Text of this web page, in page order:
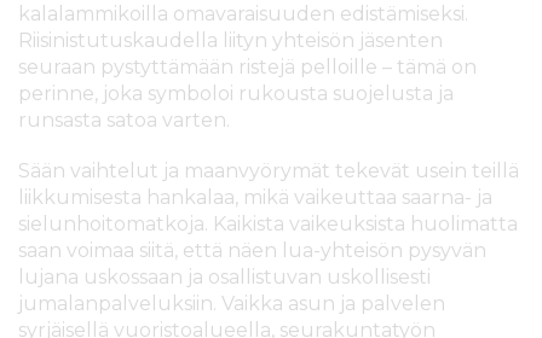
kalalammikoilla omavaraisuuden edistämiseksi.
Riisinistutuskaudella liityn yhteisön jäsenten
seuraan pystyttämään ristejä pelloille – tämä on
perinne, joka symboloi rukousta suojelusta ja
runsasta satoa varten.
Sään vaihtelut ja maanvyörymät tekevät usein teillä
liikkumisesta hankalaa, mikä vaikeuttaa saarna- ja
sielunhoitomatkoja. Kaikista vaikeuksista huolimatta
saan voimaa siitä, että näen lua-yhteisön pysyvän
lujana uskossaan ja osallistuvan uskollisesti
jumalanpalveluksiin. Vaikka asun ja palvelen
syrjäisellä vuoristoalueella, seurakuntatyön